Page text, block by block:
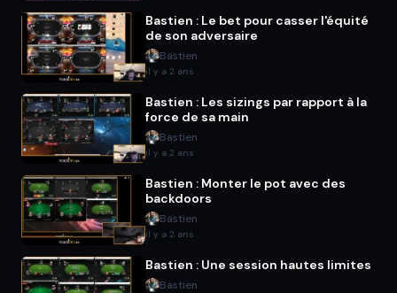
Bastien : Le bet pour casser l'équité
de son adversaire
Bastien
il y a 2 ans
Bastien : Les sizings par rapport à la
force de sa main
Bastien
il y a 2 ans
Bastien : Monter le pot avec des
backdoors
Bastien
il y a 2 ans
Bastien : Une session hautes limites
Bastien